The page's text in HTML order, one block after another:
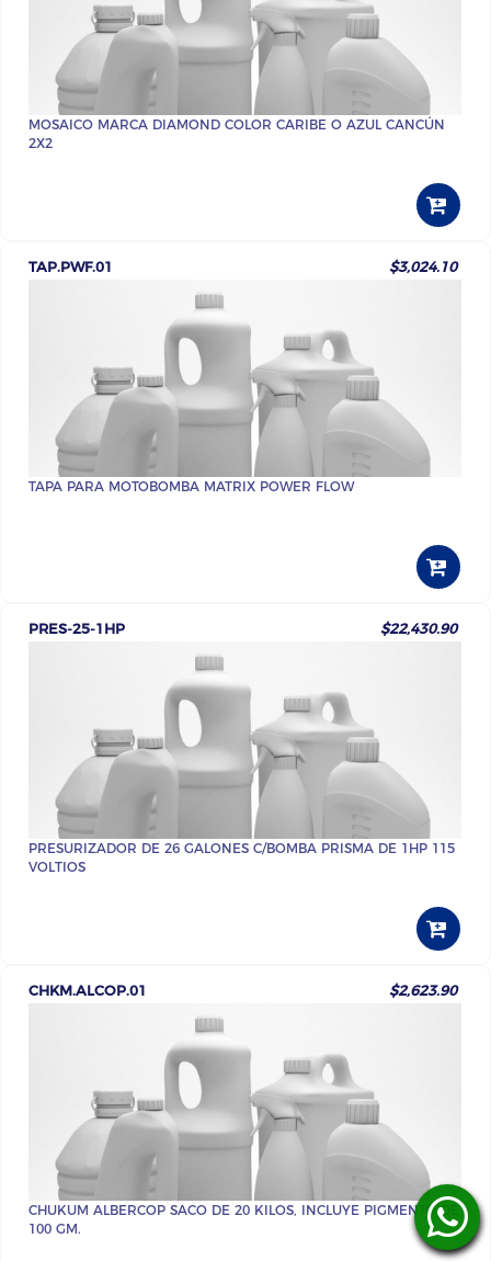
MOSAICO MARCA DIAMOND COLOR CARIBE O AZUL CANCÚN
2X2
TAP.PWF.01 $3,024.10
TAPA PARA MOTOBOMBA MATRIX POWER FLOW
PRES-25-1HP $22,430.90
PRESURIZADOR DE 26 GALONES C/BOMBA PRISMA DE 1HP 115
VOLTIOS
CHKM.ALCOP.01 $2,623.90
CHUKUM ALBERCOP SACO DE 20 KILOS, INCLUYE PIGMENTO DE
100 GM.